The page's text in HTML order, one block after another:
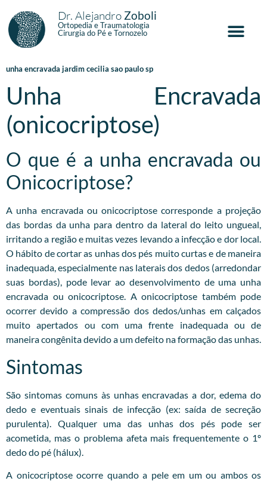
Dr. Alejandro Zoboli
Ortopedia e Traumatologia
Cirurgia do Pé e Tornozelo
unha encravada jardim cecilia sao paulo sp
Unha Encravada
(onicocriptose)
O que é a unha encravada ou
Onicocriptose?
A unha encravada ou onicocriptose corresponde a projeção
das bordas da unha para dentro da lateral do leito ungueal,
irritando a região e muitas vezes levando a infecção e dor local.
O hábito de cortar as unhas dos pés muito curtas e de maneira
inadequada, especialmente nas laterais dos dedos (arredondar
suas bordas), pode levar ao desenvolvimento de uma unha
encravada ou onicocriptose. A onicocriptose também pode
ocorrer devido a compressão dos dedos/unhas em calçados
muito apertados ou com uma frente inadequada ou de
maneira congênita devido a um defeito na formação das unhas.
Sintomas
São sintomas comuns às unhas encravadas a dor, edema do
dedo e eventuais sinais de infecção (ex: saída de secreção
purulenta). Qualquer uma das unhas dos pés pode ser
acometida, mas o problema afeta mais frequentemente o 1º
dedo do pé (hálux).
A onicocriptose ocorre quando a pele em um ou ambos os